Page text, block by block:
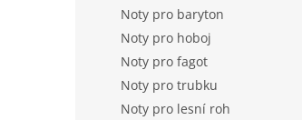
Noty pro baryton
Noty pro hoboj
Noty pro fagot
Noty pro trubku
Noty pro lesní roh